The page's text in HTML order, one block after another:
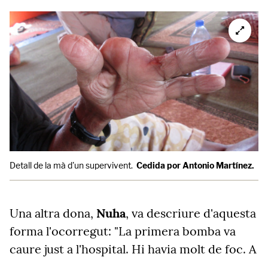
Detall de la mà d'un supervivent. Cedida por Antonio Martínez.
Una altra dona, Nuha, va descriure d'aquesta
forma l'ocorregut: "La primera bomba va
caure just a l'hospital. Hi havia molt de foc. A